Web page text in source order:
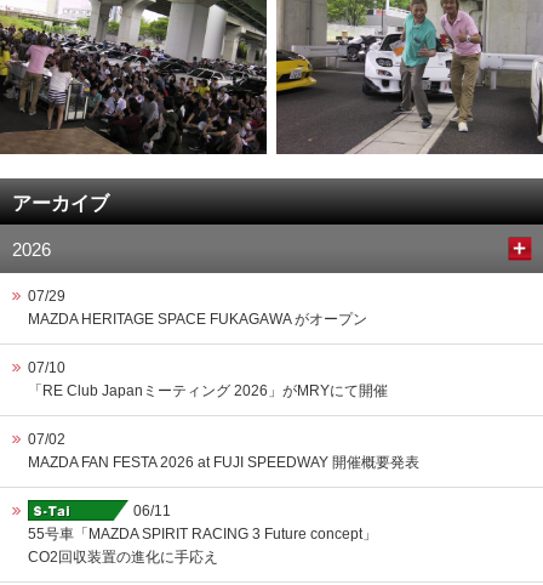
アーカイブ
2026
07/29
MAZDA HERITAGE SPACE FUKAGAWA がオープン
07/10
「RE Club Japanミーティング 2026」がMRYにて開催
07/02
MAZDA FAN FESTA 2026 at FUJI SPEEDWAY 開催概要発表
06/11
55号車「MAZDA SPIRIT RACING 3 Future concept」
CO2回収装置の進化に手応え